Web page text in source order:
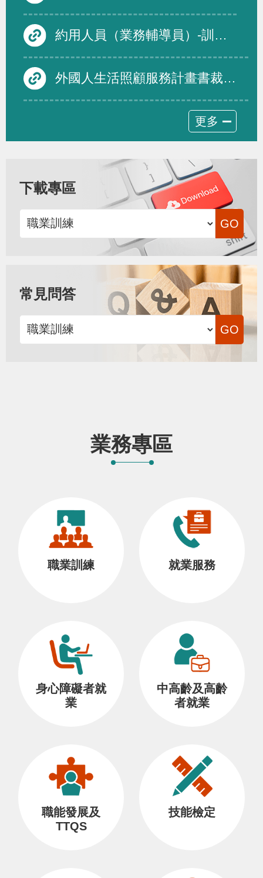
約用人員（業務輔導員）-訓練發展組
外國人生活照顧服務計畫書裁量基準修正規定，並自即日生效
更多
下載專區
常見問答
業務專區
職業訓練 就業服務
身心障礙者就
業
中高齡及高齡
者就業
職能發展及
TTQS
技能檢定